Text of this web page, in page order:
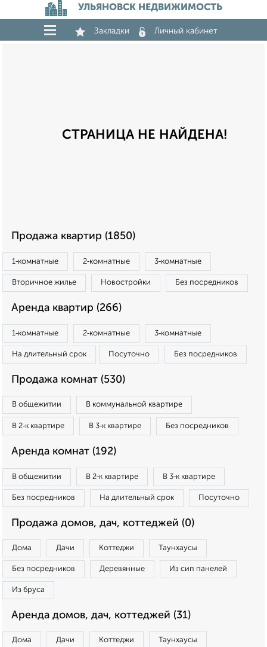
УЛЬЯНОВСК НЕДВИЖИМОСТЬ
Закладки Личный кабинет
СТРАНИЦА НЕ НАЙДЕНА!
Продажа квартир (1850)
1‑комнатные 2‑комнатные 3‑комнатные
Вторичное жилье Новостройки Без посредников
Аренда квартир (266)
1‑комнатные 2‑комнатные 3‑комнатные
На длительный срок Посуточно Без посредников
Продажа комнат (530)
В общежитии В коммунальной квартире
В 2‑к квартире В 3‑к квартире Без посредников
Аренда комнат (192)
В общежитии В 2‑к квартире В 3‑к квартире
Без посредников На длительный срок Посуточно
Продажа домов, дач, коттеджей (0)
Дома Дачи Коттеджи Таунхаусы
Без посредников Деревянные Из сип панелей
Из бруса
Аренда домов, дач, коттеджей (31)
Дома Дачи Коттеджи Таунхаусы